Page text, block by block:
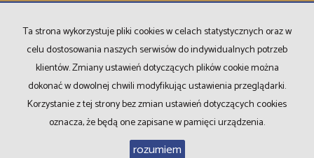
Domyna sprzedaż
na sprzedaż
Lokalena sprzedaż
Halena sprzedaż
Obiektyna sprzedaż
2026Program dla biur nieruchomości
Galactica Virgo
Ta strona wykorzystuje pliki cookies w celach statystycznych oraz w
celu dostosowania naszych serwisów do indywidualnych potrzeb
klientów. Zmiany ustawień dotyczących plików cookie można
dokonać w dowolnej chwili modyfikując ustawienia przeglądarki.
Korzystanie z tej strony bez zmian ustawień dotyczących cookies
oznacza, że będą one zapisane w pamięci urządzenia.
rozumiem